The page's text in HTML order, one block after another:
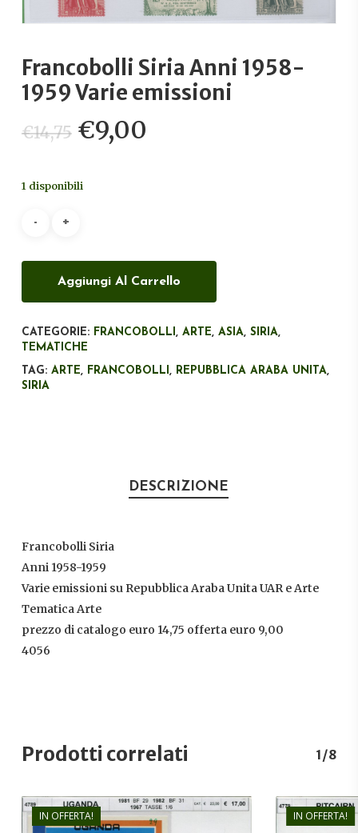
Francobolli Siria Anni 1958-
1959 Varie emissioni
€14,75 Il
prezzo
originale
€9,00
1 disponibili
Aggiungi Al Carrello
CATEGORIE: FRANCOBOLLI , ARTE, ASIA, SIRIA,
TEMATICHE
TAG: ARTE, FRANCOBOLLI , REPUBBLICA ARABA UNITA,
SIRIA
DESCRIZIONE
Francobolli Siria
Anni 1958-1959
Varie emissioni su Repubblica Araba Unita UAR e Arte
Tematica Arte
prezzo di catalogo euro 14,75 offerta euro 9,00
4056
Prodotti correlati 1/8
IN OFFERTA! IN OFFERTA!